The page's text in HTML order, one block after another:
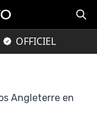
OFFICIEL
Angleterre en